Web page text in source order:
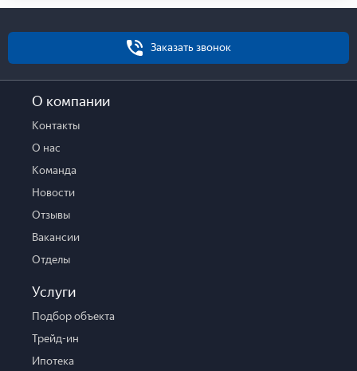
Заказать звонок
О компании
Контакты
О нас
Команда
Новости
Отзывы
Вакансии
Отделы
Услуги
Подбор объекта
Трейд-ин
Ипотека